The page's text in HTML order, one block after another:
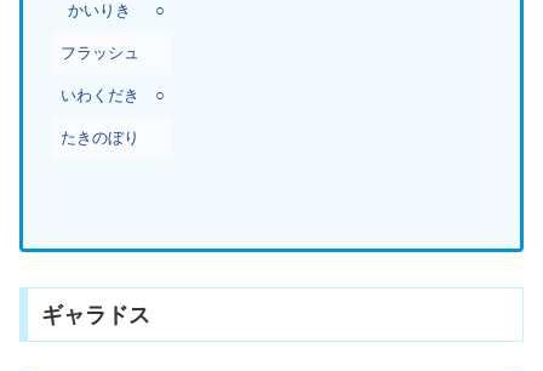
かいりき ○
フラッシュ
いわくだき ○
たきのぼり
ギャラドス